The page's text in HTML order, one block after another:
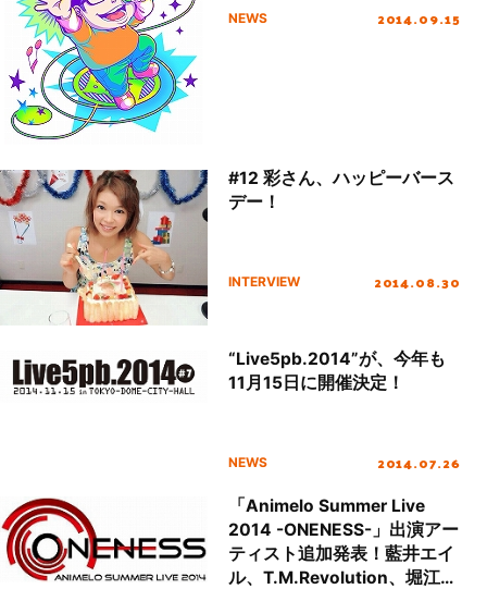
NEWS 2014.09.15
#12 彩さん、ハッピーバース
デー！
INTERVIEW 2014.08.30
“Live5pb.2014”が、今年も
11月15日に開催決定！
NEWS 2014.07.26
「Animelo Summer Live
2014 -ONENESS-」出演アー
ティスト追加発表！藍井エイ
ル、T.M.Revolution、堀江由